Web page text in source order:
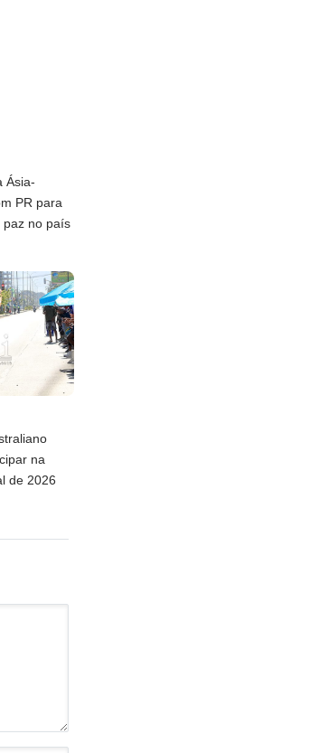
Ásia-
PR para
paz no país
na
de 2026